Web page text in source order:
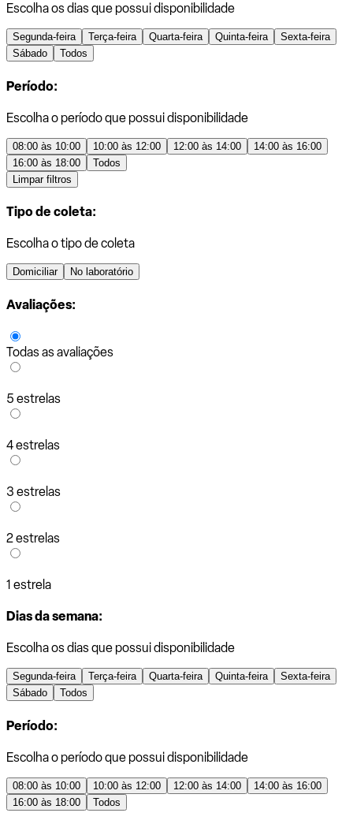
Escolha os dias que possui disponibilidade
Segunda-feira Terça-feira Quarta-feira Quinta-feira
Sexta-feira
Sábado
Todos
Período:
Escolha o período que possui disponibilidade
08:00 às 10:00 10:00 às 12:00 12:00 às 14:00
14:00 às 16:00
16:00 às 18:00
Todos
Limpar filtros
Tipo de coleta:
Escolha o tipo de coleta
Domiciliar No laboratório
Avaliações:
Todas as avaliações
5 estrelas
4 estrelas
3 estrelas
2 estrelas
1 estrela
Dias da semana:
Escolha os dias que possui disponibilidade
Segunda-feira Terça-feira Quarta-feira Quinta-feira
Sexta-feira
Sábado
Todos
Período:
Escolha o período que possui disponibilidade
08:00 às 10:00 10:00 às 12:00 12:00 às 14:00
14:00 às 16:00
16:00 às 18:00
Todos